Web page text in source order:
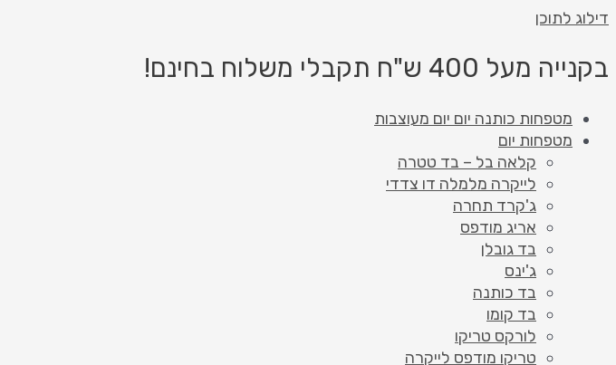
דילוג לתוכן
בקנייה מעל 400 ש"ח תקבלי משלוח בחינם!
מטפחות כותנה יום יום מעוצבות
מטפחות יום
קלאה בל – בד טטרה
לייקרה מלמלה דו צדדי
ג'קרד תחרה
אריג מודפס
בד גובלן
ג'ינס
בד כותנה
בד קומו
לורקס טריקו
טריקו מודפס לייקרה